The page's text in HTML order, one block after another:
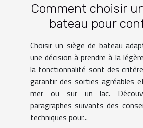
Comment choisir
bateau pour
Choisir un siège de bateau
une décision à prendre à la
la fonctionnalité sont des
garantir des sorties agréables
mer ou sur un lac.
paragraphes suivants des
techniques pour...